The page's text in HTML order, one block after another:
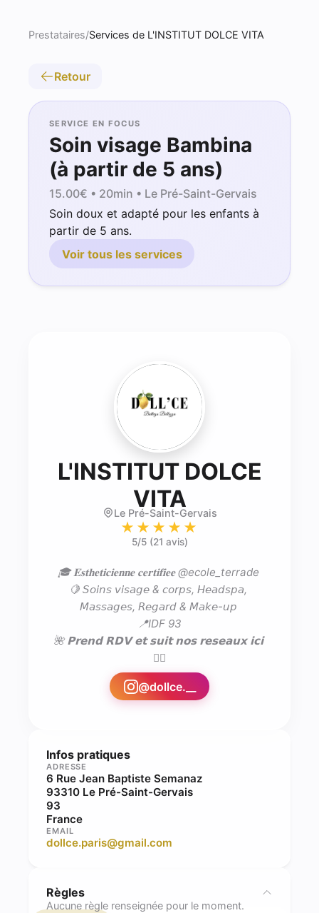
Prestataires/Services de L'INSTITUT DOLCE VITA
Retour
SERVICE EN FOCUS
Soin visage Bambina
(à partir de 5 ans)
15.00€ • 20min • Le Pré-Saint-Gervais
Soin doux et adapté pour les enfants à
partir de 5 ans.
Voir tous les services
L'INSTITUT DOLCE
VITA-
Le Pré-Saint-Gervais
★★★★★
5/5 (21 avis)
🎓 𝐄𝐬𝐭𝐡𝐞𝐭𝐢𝐜𝐢𝐞𝐧𝐧𝐞 𝐜𝐞𝐫𝐭𝐢𝐟𝐢𝐞𝐞 @ecole_terrade
🍋 𝘚𝘰𝘪𝘯𝘴 𝘷𝘪𝘴𝘢𝘨𝘦 & 𝘤𝘰𝘳𝘱𝘴, 𝘏𝘦𝘢𝘥𝘴𝘱𝘢,
𝘔𝘢𝘴𝘴𝘢𝘨𝘦𝘴, 𝘙𝘦𝘨𝘢𝘳𝘥 & 𝘔𝘢𝘬𝘦-𝘶𝘱
📍IDF 93
🌺 𝗣𝗿𝗲𝗻𝗱 𝗥𝗗𝗩 𝗲𝘁 𝘀𝘂𝗶𝘁 𝗻𝗼𝘀 𝗿𝗲𝘀𝗲𝗮𝘂𝘅 𝗶𝗰𝗶
👇🏼
@dollce.__
Infos pratiques
ADRESSE
6 Rue Jean Baptiste Semanaz
93310 Le Pré-Saint-Gervais
93
France
EMAIL
dollce.paris@gmail.com
Règles
Aucune règle renseignée pour le moment.